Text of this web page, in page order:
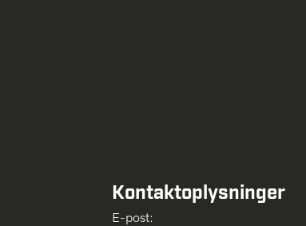
Kontaktoplysninger
E-post: